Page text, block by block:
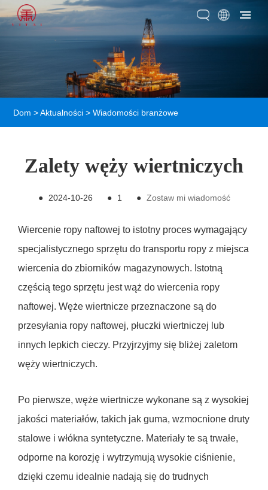
Dom > Aktualności >Wiadomości branżowe
Zalety węży wiertniczych
● 2024-10-26 ● 1 ● Zostaw mi wiadomość
Wiercenie ropy naftowej to istotny proces wymagający
specjalistycznego sprzętu do transportu ropy z miejsca
wiercenia do zbiorników magazynowych. Istotną
częścią tego sprzętu jest wąż do wiercenia ropy
naftowej. Węże wiertnicze przeznaczone są do
przesyłania ropy naftowej, płuczki wiertniczej lub
innych lepkich cieczy. Przyjrzyjmy się bliżej zaletom
węży wiertniczych.
Po pierwsze, węże wiertnicze wykonane są z wysokiej
jakości materiałów, takich jak guma, wzmocnione druty
stalowe i włókna syntetyczne. Materiały te są trwałe,
odporne na korozję i wytrzymują wysokie ciśnienie,
dzięki czemu idealnie nadają się do trudnych